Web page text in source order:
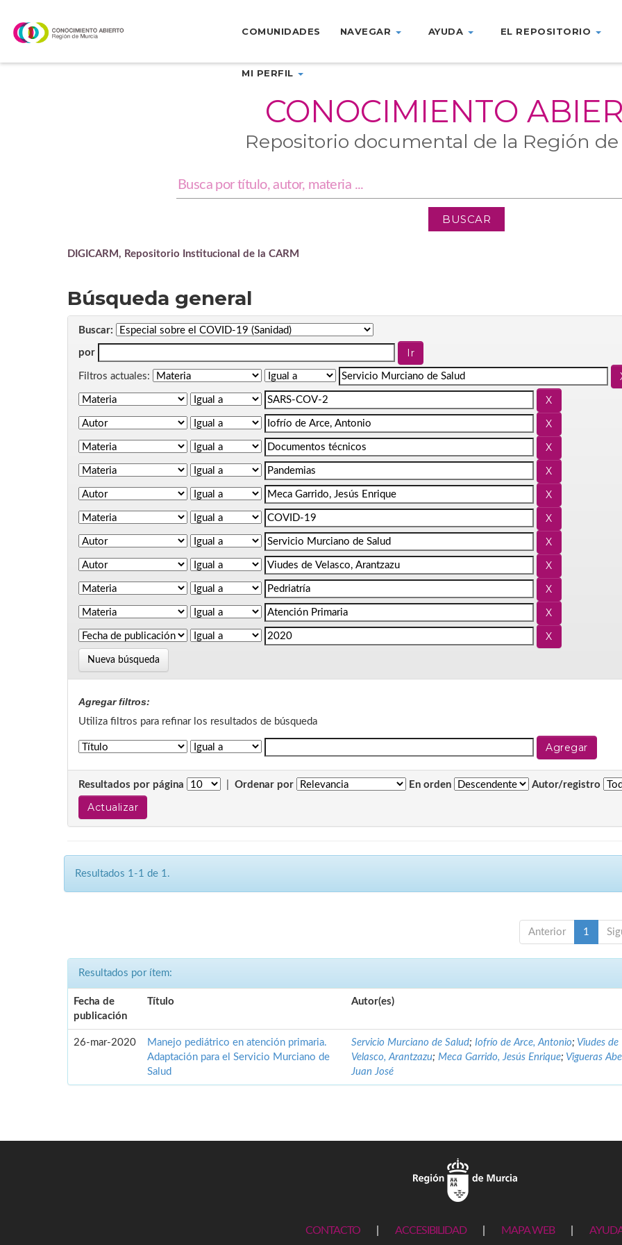
navigation
COMUNIDADES NAVEGAR AYUDA EL REPOSITORIO
MI PERFIL
CONOCIMIENTO
Repositorio documental de la Región
DIGICARM, Repositorio Institucional de la CARM
Búsqueda general
Buscar:
por
Filtros actuales:
Nueva búsqueda
Agregar filtros:
Utiliza filtros para refinar los resultados de búsqueda
Resultados por página Ordenar por En orden Autor/registro
Resultados 1-1 de 1.
Anterior 1
Resultados por ítem:
Fecha de
publicación
Título Autor(es)
26-mar-2020
Manejo pediátrico en atención primaria.
Adaptación para el Servicio Murciano de
Salud
Servicio Murciano de Salud;Iofrío de Arce, Antonio; Viudes de
Velasco, Arantzazu;Meca Garrido, Jesús Enrique; Vigueras
Juan José
CONTACTO ACCESIBILIDAD MAPA WEB